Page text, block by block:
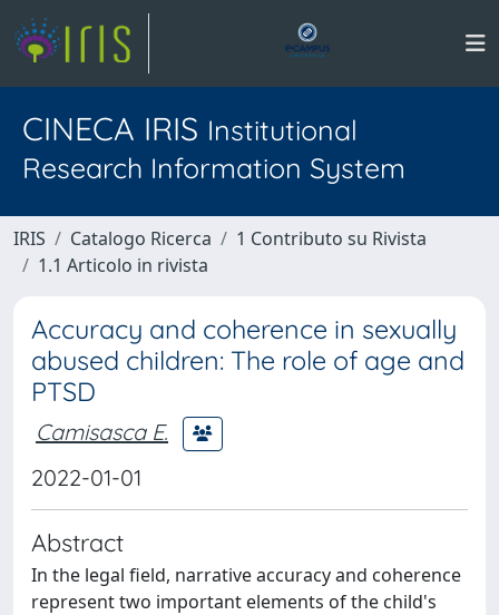
CINECA IRIS Institutional
Research Information System
IRIS Catalogo Ricerca
1 Contributo su Rivista
1.1 Articolo in rivista
Accuracy and coherence in sexually
abused children: The role of age and
PTSD
Camisasca E.
2022-01-01
Abstract
In the legal field, narrative accuracy and coherence
represent two important elements of the child's